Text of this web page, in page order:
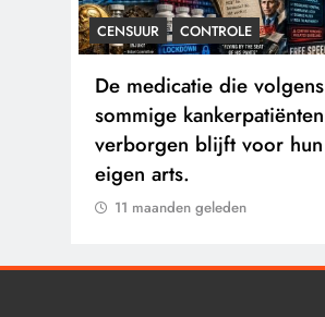
CENSUUR CONTROLE
De medicatie die volgens
sommige kankerpatiënten
verborgen blijft voor hun
eigen arts.
11 maanden geleden